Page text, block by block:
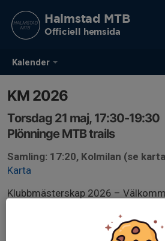
Kalender
Halmstad MTB
Officiell hemsida
KM 2026
Torsdag 21 maj, 17:30-19:30
Plönninge MTB trails
Samling: 17:20, Kolmilan (se
Karta
Klubbmästerskap 2026 –
Plönninge där både start och mål